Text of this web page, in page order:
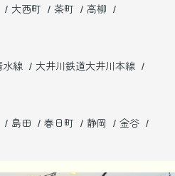
大西町 茶町
高柳
線
大井川鉄道大井川本線
島田 春日町 静岡
金谷